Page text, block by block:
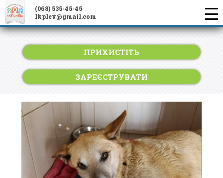
(068) 535-45-45
lkplev@gmail.com
ПРИХИСТІТЬ
ЗАРЕЄСТРУВАТИ